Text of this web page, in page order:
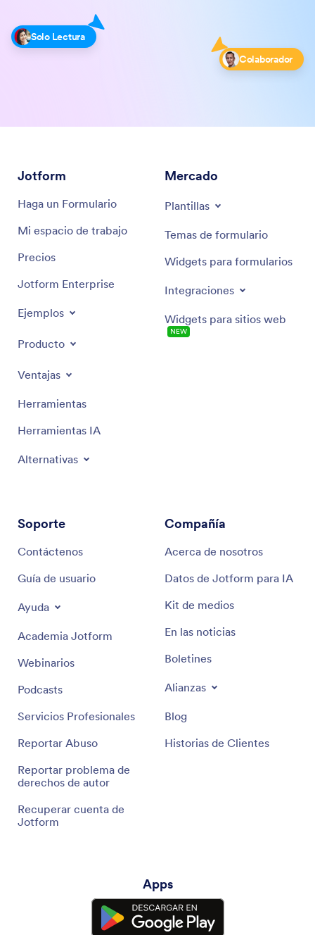
Solo Lectura
Colaborador
Jotform
Haga un Formulario
Mi espacio de trabajo
Precios
Jotform Enterprise
Ejemplos
Producto
Ventajas
Herramientas
Herramientas IA
Alternativas
Mercado
Plantillas
Temas de formulario
Widgets para formularios
Integraciones
Widgets para sitios web
NEW
Soporte
Contáctenos
Guía de usuario
Ayuda
Academia Jotform
Webinarios
Podcasts
Servicios Profesionales
Reportar Abuso
Reportar problema de
derechos de autor
Recuperar cuenta de
Jotform
Compañía
Acerca de nosotros
Datos de Jotform para IA
Kit de medios
En las noticias
Boletines
Alianzas
Blog
Historias de Clientes
Apps